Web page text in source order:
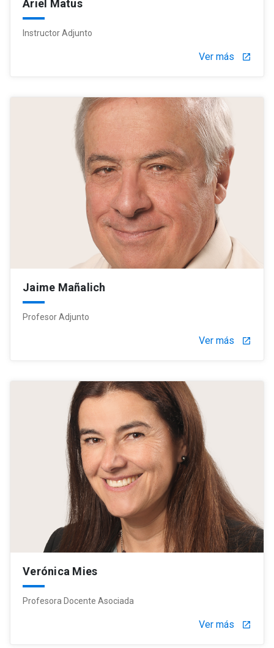
Ariel Matus
Instructor Adjunto
Ver más launch
Jaime Mañalich
Profesor Adjunto
Ver más launch
Verónica Mies
Profesora Docente Asociada
Ver más launch